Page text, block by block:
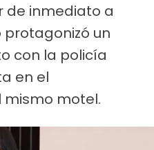
de inmediato a
protagonizó un
con la policía
en el
motel.